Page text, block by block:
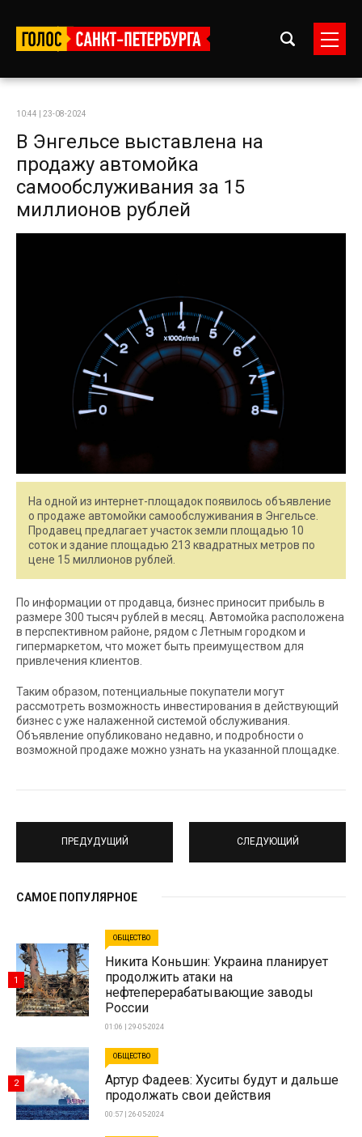
10:44 | 23-08-2024
В Энгельсе выставлена на
продажу автомойка
самообслуживания за 15
миллионов рублей
На одной из интернет-площадок появилось объявление
о продаже автомойки самообслуживания в Энгельсе.
Продавец предлагает участок земли площадью 10
соток и здание площадью 213 квадратных метров по
цене 15 миллионов рублей.
По информации от продавца, бизнес приносит прибыль в
размере 300 тысяч рублей в месяц. Автомойка расположена
в перспективном районе, рядом с Летным городком и
гипермаркетом, что может быть преимуществом для
привлечения клиентов.
Таким образом, потенциальные покупатели могут
рассмотреть возможность инвестирования в действующий
бизнес с уже налаженной системой обслуживания.
Объявление опубликовано недавно, и подробности о
возможной продаже можно узнать на указанной площадке.
ПРЕДУДУЩИЙ СЛЕДУЮЩИЙ
САМОЕ ПОПУЛЯРНОЕ
ОБЩЕСТВО
Никита Коньшин: Украина планирует
продолжить атаки на
нефтеперерабатывающие заводы
России
01:06 | 29-05-2024
1
ОБЩЕСТВО
Артур Фадеев: Хуситы будут и дальше
продолжать свои действия
00:57 | 26-05-2024
2